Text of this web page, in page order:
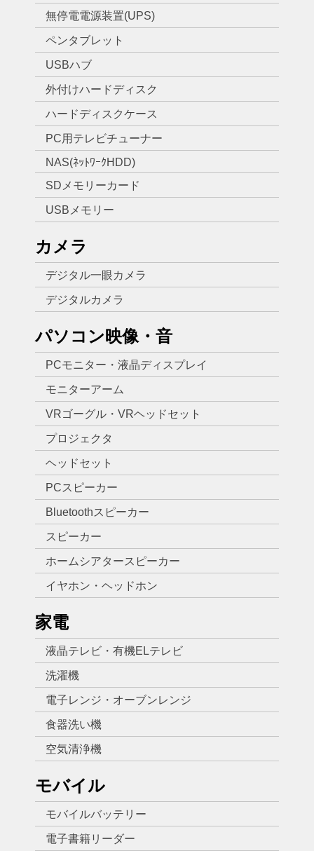
無停電電源装置(UPS)
ペンタブレット
USBハブ
外付けハードディスク
ハードディスクケース
PC用テレビチューナー
NAS(ﾈｯﾄﾜｰｸHDD)
SDメモリーカード
USBメモリー
カメラ
デジタル一眼カメラ
デジタルカメラ
パソコン映像・音
PCモニター・液晶ディスプレイ
モニターアーム
VRゴーグル・VRヘッドセット
プロジェクタ
ヘッドセット
PCスピーカー
Bluetoothスピーカー
スピーカー
ホームシアタースピーカー
イヤホン・ヘッドホン
家電
液晶テレビ・有機ELテレビ
洗濯機
電子レンジ・オーブンレンジ
食器洗い機
空気清浄機
モバイル
モバイルバッテリー
電子書籍リーダー